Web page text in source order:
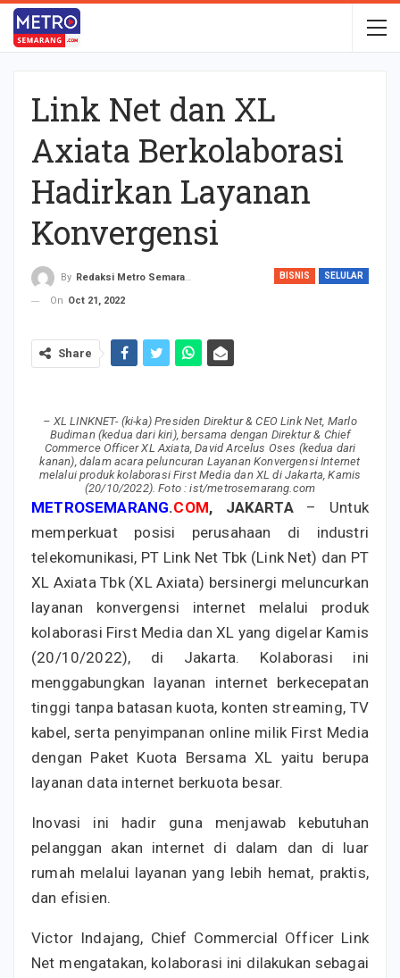
Link Net dan XL
Axiata Berkolaborasi
Hadirkan Layanan
Konvergensi
BISNIS SELULAR
By Redaksi Metro Semarang
On Oct 21, 2022
Share
– XL LINKNET- (ki-ka) Presiden Direktur & CEO Link Net, Marlo
Budiman (kedua dari kiri), bersama dengan Direktur & Chief
Commerce Officer XL Axiata, David Arcelus Oses (kedua dari
kanan), dalam acara peluncuran Layanan Konvergensi Internet
melalui produk kolaborasi First Media dan XL di Jakarta, Kamis
(20/10/2022). Foto : ist/metrosemarang.com
METROSEMARANG.COM, JAKARTA– Untuk
memperkuat posisi perusahaan di industri
telekomunikasi, PT Link Net Tbk (Link Net) dan PT
XL Axiata Tbk (XL Axiata) bersinergi meluncurkan
layanan konvergensi internet melalui produk
kolaborasi First Media dan XL yang digelar Kamis
(20/10/2022), di Jakarta. Kolaborasi ini
menggabungkan layanan internet berkecepatan
tinggi tanpa batasan kuota, konten streaming, TV
kabel, serta penyimpanan online milik First Media
dengan Paket Kuota Bersama XL yaitu berupa
layanan data internet berkuota besar.
Inovasi ini hadir guna menjawab kebutuhan
pelanggan akan internet di dalam dan di luar
rumah melalui layanan yang lebih hemat, praktis,
dan efisien.
Victor Indajang, Chief Commercial Officer Link
Net mengatakan, kolaborasi ini dilakukan sebagai